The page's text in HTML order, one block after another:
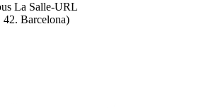
La Salle-URL
42. Barcelona)